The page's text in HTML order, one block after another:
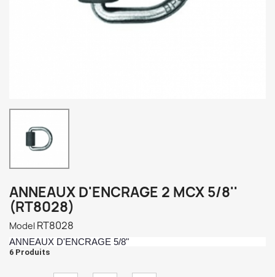
ANNEAUX D'ENCRAGE 2 MCX 5/8''
(RT8028)
Model RT8028
ANNEAUX D'ENCRAGE 5/8"
6 Produits